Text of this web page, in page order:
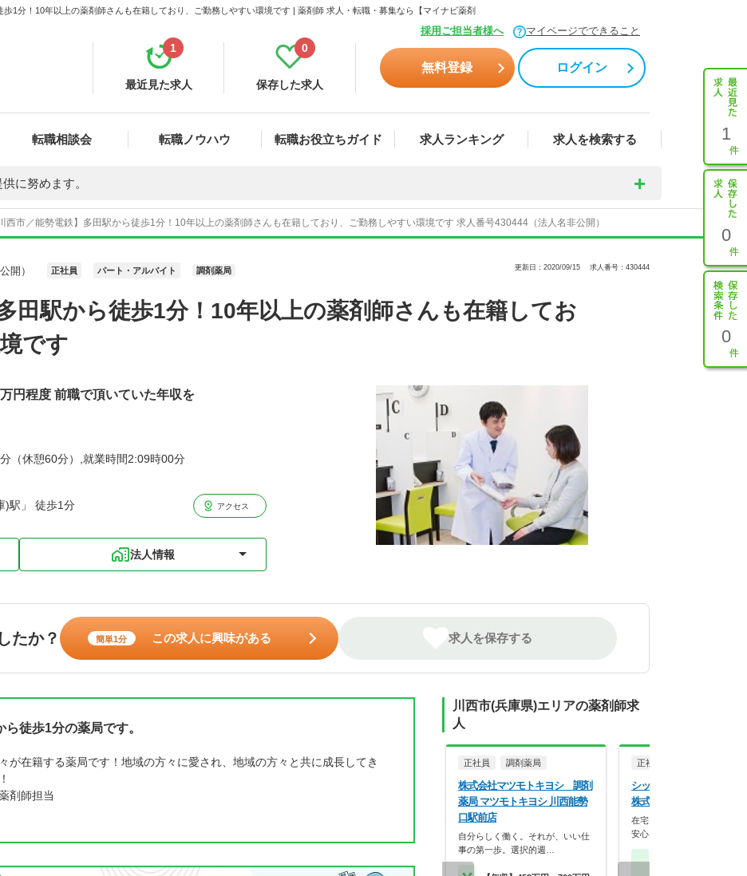
1分！10年以上の薬剤師さんも在籍しており、ご勤務しやすい環境です | 薬剤師 求人・転職・募集なら【マイナビ薬剤
採用ご担当者様へ マイページでできること
最近見た求人
1
保存した求人
0
無料登録 ログイン
転職相談会 転職ノウハウ 転職お役立ちガイド 求人ランキング 求人を検索する 1
0
0
に努めます。
川西市／能勢電鉄】多田駅から徒歩1分！10年以上の薬剤師さんも在籍しており、ご勤務しやすい環境です 求人番号430444（法人名非公開）
開） 正社員 パート・アルバイト 調剤薬局 更新日：2020/09/15 求人番号：430444
田駅から徒歩1分！10年以上の薬剤師さんも在籍してお
です
円程度 前職で頂いていた年収を
（休憩60分）,就業時間2:09時00分
)駅」 徒歩1分 アクセス
法人情報
たか？ 簡単1分 この求人に興味がある 求人を保存する
徒歩1分の薬局です。
が在籍する薬局です！地域の方々に愛され、地域の方々と共に成長してき
剤師担当
川西市(兵庫県)エリアの薬剤師求
人
正社員 調剤薬局
株式会社マツモトキヨシ 調剤
薬局 マツモトキヨシ 川西能勢
口駅前店
自分らしく働く。それが、いい仕
事の第一歩。選択的週…
正社員
シップヘルスケアファー
株式会社 みどり薬局 川
在宅×研修×挑戦！グループ
安心感で最先端医療…